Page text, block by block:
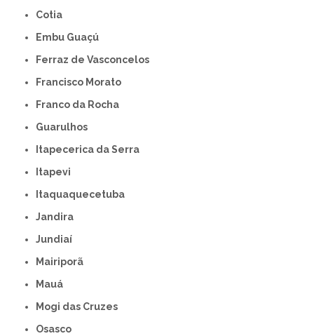
Cotia
Embu Guaçú
Ferraz de Vasconcelos
Francisco Morato
Franco da Rocha
Guarulhos
Itapecerica da Serra
Itapevi
Itaquaquecetuba
Jandira
Jundiaí
Mairiporã
Mauá
Mogi das Cruzes
Osasco